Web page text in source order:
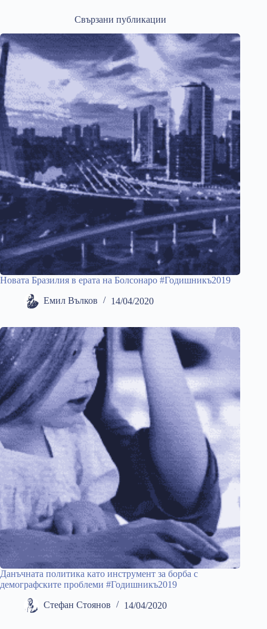
Свързани публикации
Новата Бразилия в ерата на Болсонаро #Годишникъ2019
Емил Вълков 14/04/2020
Данъчната политика като инструмент за борба с
демографските проблеми #Годишникъ2019
Стефан Стоянов 14/04/2020